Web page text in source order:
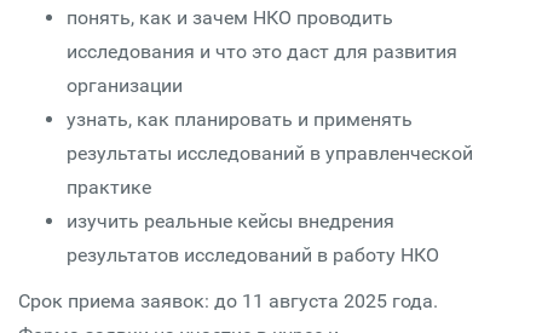
понять, как и зачем НКО проводить
исследования и что это даст для развития
организации
узнать, как планировать и применять
результаты исследований в управленческой
практике
изучить реальные кейсы внедрения
результатов исследований в работу НКО
Срок приема заявок: до 11 августа 2025 года.